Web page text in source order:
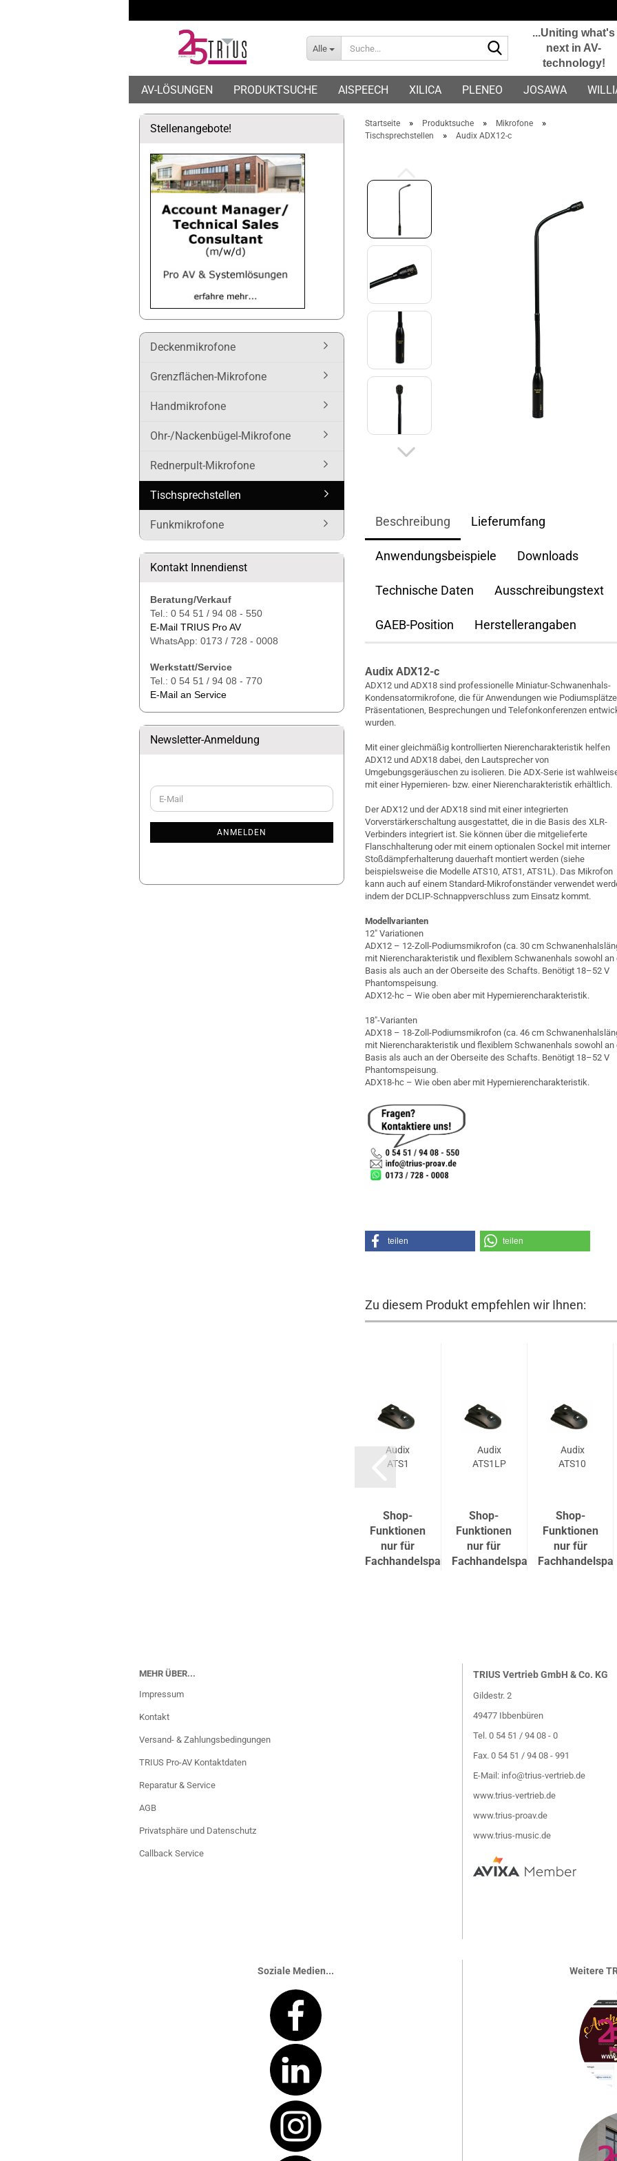
E-Mail
Passwort
Passwort vergessen?
Alle
...Uniting what's
next in AV-
technology!
AV-LÖSUNGEN PRODUKTSUCHE AISPEECH XILICA PLENEO JOSAWA
Startseite » Produktsuche » Mikrofone »
Tischsprechstellen » Audix ADX12-c
Beschreibung Lieferumfang
Anwendungsbeispiele Downloads
Technische Daten Ausschreibungstext
GAEB-Position Herstellerangaben
Audix ADX12-c
ADX12 und ADX18 sind professionelle Miniatur-Schwanenhals-
Kondensatormikrofone, die für Anwendungen wie
Präsentationen, Besprechungen und Telefonkonferenzen
wurden.
Mit einer gleichmäßig kontrollierten Nierencharakteristik helfen
ADX12 und ADX18 dabei, den Lautsprecher von
Umgebungsgeräuschen zu isolieren. Die ADX-Serie ist
mit einer Hypernieren- bzw. einer Nierencharakteristik erhältlich.
Der ADX12 und der ADX18 sind mit einer integrierten
Vorverstärkerschaltung ausgestattet, die in die Basis des XLR-
Verbinders integriert ist. Sie können über die mitgelieferte
Flanschhalterung oder mit einem optionalen Sockel mit interner
Stoßdämpferhalterung dauerhaft montiert werden (siehe
beispielsweise die Modelle ATS10, ATS1, ATS1L). Das Mikrofon
kann auch auf einem Standard-Mikrofonständer verwendet
indem der DCLIP-Schnappverschluss zum Einsatz kommt.
Modellvarianten
12″ Variationen
ADX12 – 12-Zoll-Podiumsmikrofon (ca. 30 cm
mit Nierencharakteristik und flexiblem Schwanenhals sowohl an
Basis als auch an der Oberseite des Schafts. Benötigt 18–52 V
Phantomspeisung.
ADX12-hc – Wie oben aber mit Hypernierencharakteristik.
18″-Varianten
ADX18 – 18-Zoll-Podiumsmikrofon (ca. 46 cm
mit Nierencharakteristik und flexiblem Schwanenhals sowohl an
Basis als auch an der Oberseite des Schafts. Benötigt 18–52 V
Phantomspeisung.
ADX18-hc – Wie oben aber mit Hypernierencharakteristik.
teilen teilen
Zu diesem Produkt empfehlen wir Ihnen:
Fachhandelspartner
Audix
ATS1
Shop-
Funktionen
nur für
Fachhandelspartner
Audix
ATS1LP
Shop-
Funktionen
nur für
Fachhandelspartner
Audix
ATS10
Shop-
Funktionen
nur für
Stellenangebote!
Deckenmikrofone
Grenzflächen-Mikrofone
Handmikrofone
Ohr-/Nackenbügel-Mikrofone
Rednerpult-Mikrofone
Tischsprechstellen
Funkmikrofone
Kontakt Innendienst
Beratung/Verkauf
Tel.: 0 54 51 / 94 08 - 550
E-Mail TRIUS Pro AV
WhatsApp: 0173 / 728 - 0008
Werkstatt/Service
Tel.: 0 54 51 / 94 08 - 770
E-Mail an Service
Newsletter-Anmeldung
WEITER
ZUR
E-
Mail
ANMELDEN
MEHR ÜBER...
Impressum
Kontakt
Versand- & Zahlungsbedingungen
TRIUS Pro-AV Kontaktdaten
Reparatur & Service
AGB
Privatsphäre und Datenschutz
Callback Service
TRIUS Vertrieb GmbH & Co. KG
Gildestr. 2
49477 Ibbenbüren
Tel. 0 54 51 / 94 08 - 0
Fax. 0 54 51 / 94 08 - 991
E-Mail: info@trius-vertrieb.de
www.trius-vertrieb.de
www.trius-proav.de
www.trius-music.de
Soziale Medien... Weitere